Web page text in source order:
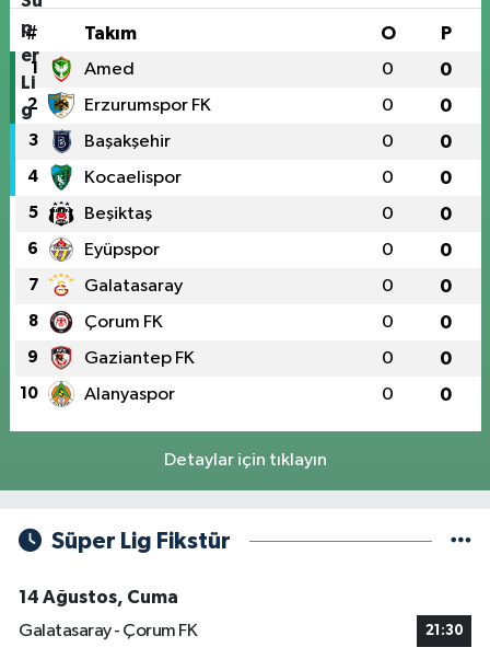
# Takım O P
1 Amed 0 0
2 Erzurumspor FK 0 0
3 Başakşehir 0 0
4 Kocaelispor 0 0
5 Beşiktaş 0 0
6 Eyüpspor 0 0
7 Galatasaray 0 0
8 Çorum FK 0 0
9 Gaziantep FK 0 0
10 Alanyaspor 0 0
Detaylar için tıklayın
Süper Lig Fikstür
14 Ağustos, Cuma
Galatasaray - Çorum FK
21:30